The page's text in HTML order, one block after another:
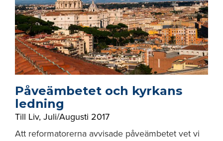
Påveämbetet och kyrkans
ledning
Till Liv, Juli/Augusti 2017
Att reformatorerna avvisade påveämbetet vet vi